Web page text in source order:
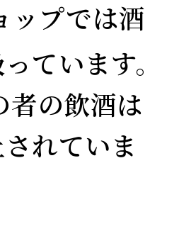
ップでは酒
ています。
者の飲酒は
れていま